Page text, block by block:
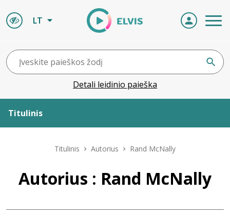
LT
Detali leidinio paieška
Titulinis
Leidiniai
Titulinis Autorius Rand McNally
Autorius : Rand McNally